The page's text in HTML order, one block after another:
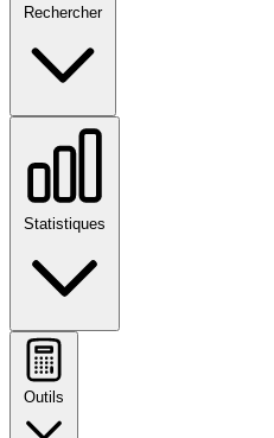
Rechercher
Statistiques
Outils